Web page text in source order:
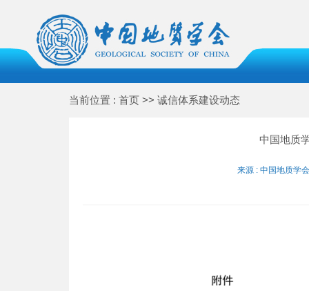
当前位置 : 首页 >> 诚信体系建设动态
中国地质
来源 : 中国地质